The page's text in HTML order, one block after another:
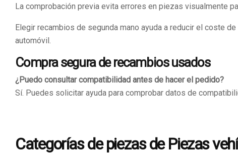
La comprobación previa evita errores en piezas visualmente
Elegir recambios de segunda mano ayuda a reducir el coste
automóvil.
Compra segura de recambios usados
¿Puedo consultar compatibilidad antes de hacer el pedido?
Sí. Puedes solicitar ayuda para comprobar datos de
Categorías de piezas de Piezas